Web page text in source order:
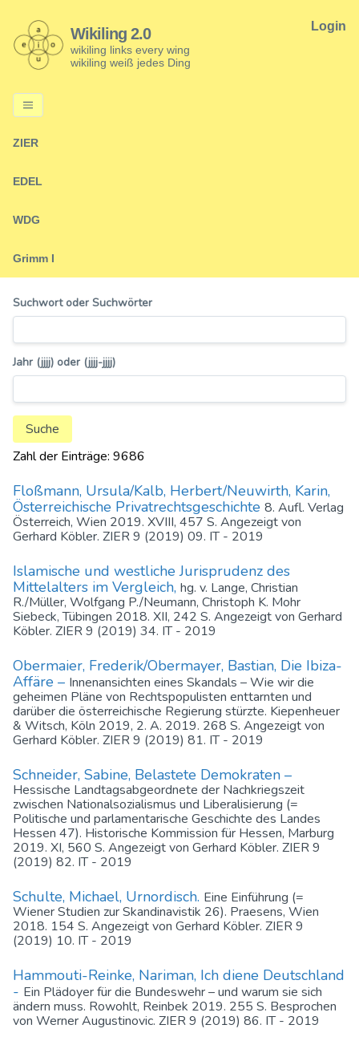
Wikiling 2.0
wikiling links every wing
wikiling weiß jedes Ding
Login
ZIER
EDEL
WDG
Grimm I
Suchwort oder Suchwörter
Jahr (jjjj) oder (jjjj-jjjj)
Zahl der Einträge: 9686
Floßmann, Ursula/Kalb, Herbert/Neuwirth, Karin,
Österreichische Privatrechtsgeschichte 8. Aufl. Verlag
Österreich, Wien 2019. XVIII, 457 S. Angezeigt von
Gerhard Köbler. ZIER 9 (2019) 09. IT - 2019
Islamische und westliche Jurisprudenz des
Mittelalters im Vergleich, hg. v. Lange, Christian
R./Müller, Wolfgang P./Neumann, Christoph K. Mohr
Siebeck, Tübingen 2018. XII, 242 S. Angezeigt von Gerhard
Köbler. ZIER 9 (2019) 34. IT - 2019
Obermaier, Frederik/Obermayer, Bastian, Die Ibiza-
Affäre – Innenansichten eines Skandals – Wie wir die
geheimen Pläne von Rechtspopulisten enttarnten und
darüber die österreichische Regierung stürzte. Kiepenheuer
& Witsch, Köln 2019, 2. A. 2019. 268 S. Angezeigt von
Gerhard Köbler. ZIER 9 (2019) 81. IT - 2019
Schneider, Sabine, Belastete Demokraten –
Hessische Landtagsabgeordnete der Nachkriegszeit
zwischen Nationalsozialismus und Liberalisierung (=
Politische und parlamentarische Geschichte des Landes
Hessen 47). Historische Kommission für Hessen, Marburg
2019. XI, 560 S. Angezeigt von Gerhard Köbler. ZIER 9
(2019) 82. IT - 2019
Schulte, Michael, Urnordisch. Eine Einführung (=
Wiener Studien zur Skandinavistik 26). Praesens, Wien
2018. 154 S. Angezeigt von Gerhard Köbler. ZIER 9
(2019) 10. IT - 2019
Hammouti-Reinke, Nariman, Ich diene Deutschland
- Ein Plädoyer für die Bundeswehr – und warum sie sich
ändern muss. Rowohlt, Reinbek 2019. 255 S. Besprochen
von Werner Augustinovic. ZIER 9 (2019) 86. IT - 2019